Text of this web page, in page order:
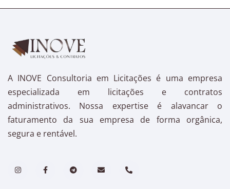
A INOVE Consultoria em Licitações é uma empresa
especializada em licitações e contratos
administrativos. Nossa expertise é alavancar o
faturamento da sua empresa de forma orgânica,
segura e rentável.